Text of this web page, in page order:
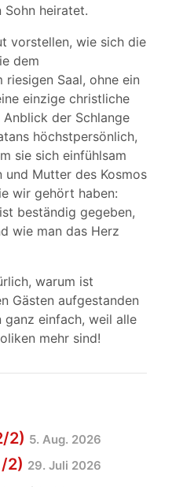
Sohn heiratet.
vorstellen, wie sich die
dem
Saal, ohne ein
einzige christliche
der Schlange
höchstpersönlich,
sie sich einfühlsam
Mutter des Kosmos
wir gehört haben:
beständig gegeben,
wie man das Herz
warum ist
Gästen aufgestanden
ganz einfach, weil alle
mehr sind!
2) 5. Aug. 2026
2) 29. Juli 2026